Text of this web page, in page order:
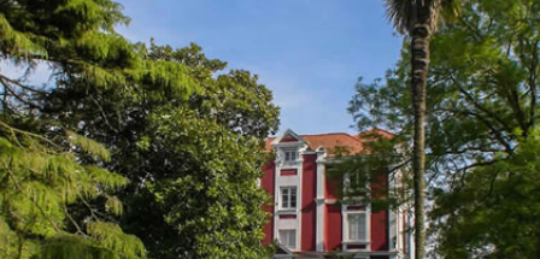
AGENDA
OFERTAS
CONTACTO